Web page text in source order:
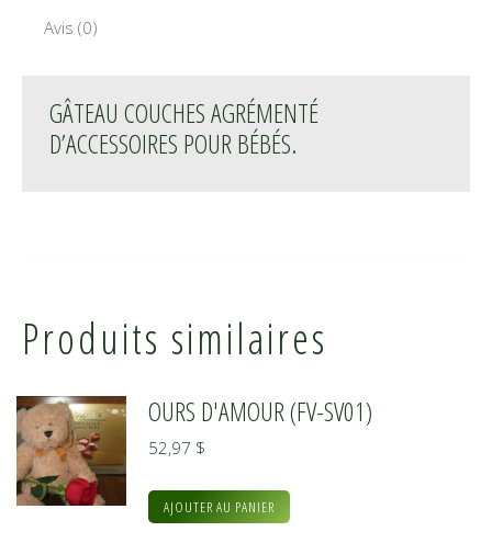
Avis (0)
GÂTEAU COUCHES AGRÉMENTÉ
D’ACCESSOIRES POUR BÉBÉS.
Produits similaires
OURS D'AMOUR (FV-SV01)
52,97 $
AJOUTER AU PANIER